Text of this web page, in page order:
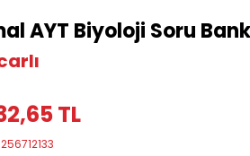
AYT Biyoloji Soru
TL